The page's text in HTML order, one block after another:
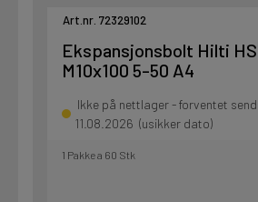
Art.nr. 72329102
Ekspansjonsbolt Hilti
M10x100 5-50 A4
Ikke på nettlager - forventet
11.08.2026 (usikker dato)
1 Pakke a 60 Stk